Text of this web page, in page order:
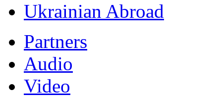
Ukrainian Abroad
Partners
Audio
Video